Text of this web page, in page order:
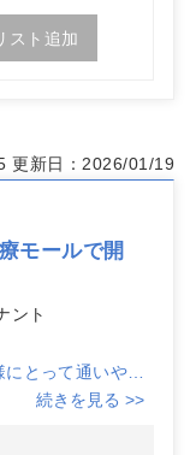
スト追加
更新日：2026/01/19
モールで開
ント
とって通いやす
り、公共交通機関
続きを見る >>